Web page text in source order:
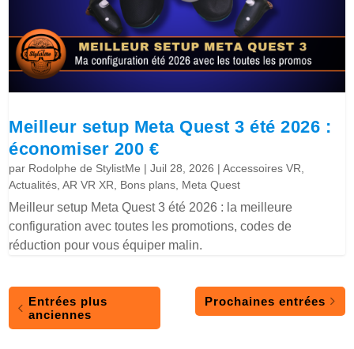
Meilleur setup Meta Quest 3 été 2026 :
économiser 200 €
par Rodolphe de StylistMe |Juil 28, 2026 |Accessoires VR
Actualités ,AR VR XR Bons plans Meta Quest
Meilleur setup Meta Quest 3 été 2026 : la meilleure
configuration avec toutes les promotions, codes de
réduction pour vous équiper malin.
Entrées plus
anciennes
Prochaines entrées